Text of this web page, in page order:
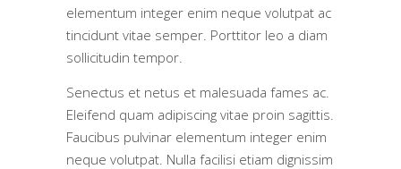
elementum integer enim neque volutpat ac
tincidunt vitae semper. Porttitor leo a diam
sollicitudin tempor.
Senectus et netus et malesuada fames ac.
Eleifend quam adipiscing vitae proin sagittis.
Faucibus pulvinar elementum integer enim
neque volutpat. Nulla facilisi etiam dignissim